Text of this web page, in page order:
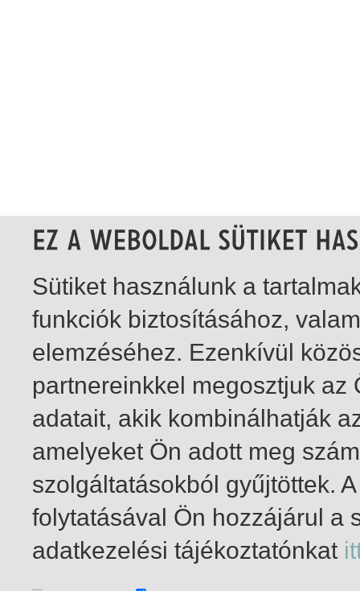
1-2 / összesen 2 találat
Sütiket használunk a
funkciók biztosításához,
elemzéséhez. Ezenkívül
partnereinkkel megosztjuk
adatait, akik kombinálhatják
amelyeket Ön adott meg
szolgáltatásokból gyűjtöttek.
folytatásával Ön hozzájárul a
adatkezelési tájékoztatónkat